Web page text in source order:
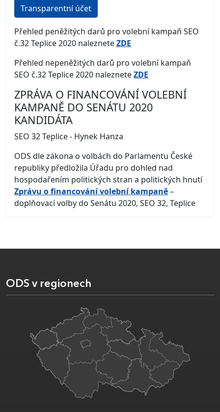
Transparentní účet
Přehled peněžitých darů pro volební kampaň SEO
č.32 Teplice 2020 nalezneteZDE
Přehled nepeněžitých darů pro volební kampaň
SEO č.32 Teplice 2020 nalezneteZDE
ZPRÁVA O FINANCOVÁNÍ VOLEBNÍ
KAMPANĚ DO SENÁTU 2020
KANDIDÁTA
SEO 32 Teplice - Hynek Hanza
ODS dle zákona o volbách do Parlamentu České
republiky předložila Úřadu pro dohled nad
hospodařením politických stran a politických hnutí
Zprávu o financování volební kampaně–
doplňovací volby do Senátu 2020, SEO 32, Teplice
ODS v regionech